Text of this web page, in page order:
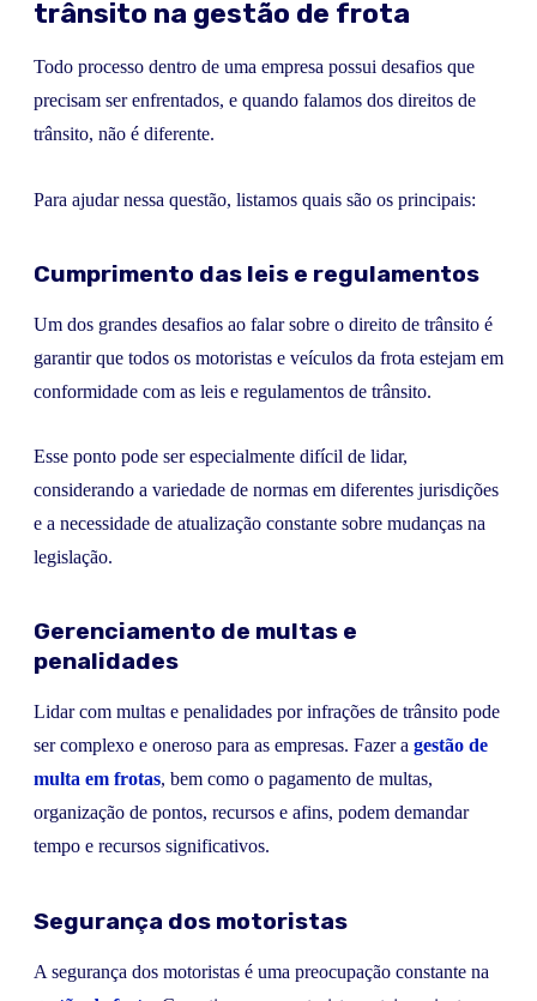
trânsito na gestão de frota
Todo processo dentro de uma empresa possui desafios que
precisam ser enfrentados, e quando falamos dos direitos de
trânsito, não é diferente.
Para ajudar nessa questão, listamos quais são os principais:
Cumprimento das leis e regulamentos
Um dos grandes desafios ao falar sobre o direito de trânsito é
garantir que todos os motoristas e veículos da frota estejam em
conformidade com as leis e regulamentos de trânsito.
Esse ponto pode ser especialmente difícil de lidar,
considerando a variedade de normas em diferentes jurisdições
e a necessidade de atualização constante sobre mudanças na
legislação.
Gerenciamento de multas e
penalidades
Lidar com multas e penalidades por infrações de trânsito pode
ser complexo e oneroso para as empresas. Fazer a gestão de
multa em frotas, bem como o pagamento de multas,
organização de pontos, recursos e afins, podem demandar
tempo e recursos significativos.
Segurança dos motoristas
A segurança dos motoristas é uma preocupação constante na